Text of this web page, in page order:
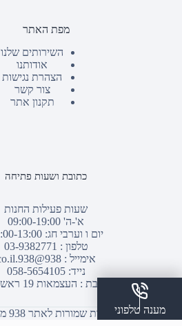
מפת האתר
השירותים שלנו
אודותנו
הצהרת נגישות
צור קשר
תקנון אתר
כתובת ושעות פתיחה
שעות פעילות החנות
א'-ה' 09:00-19:00
יום ו וערבי חג: 09:00-13:00
טלפון : 03-9382771
אימייל :938@938.co.il
נייד: 058-5654105
כתובת : העצמאות 19 ראש העין
© כל הזכויות שמורות לאתר 938 מחשבים בע"מ
מענה טלפוני